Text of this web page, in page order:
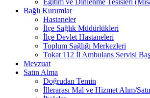
Bağlı Kurumlar
Hastaneler
İlçe Sağlık Müdürlükleri
İlçe Devlet Hastaneleri
Toplum Sağlığı Merkezleri
Tokat 112 İl Ambulans Servisi
Mevzuat
Satın Alma
Doğrudan Temin
İllerarası Mal ve Hizmet Alım/